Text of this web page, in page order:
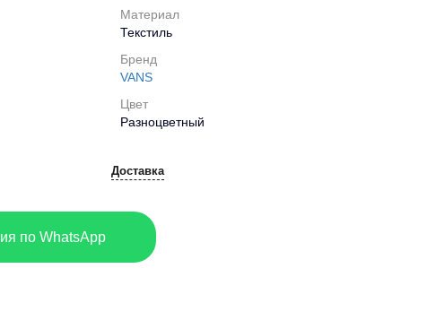
Материал
Текстиль
Бренд
VANS
Цвет
Разноцветный
Доставка
по WhatsApp